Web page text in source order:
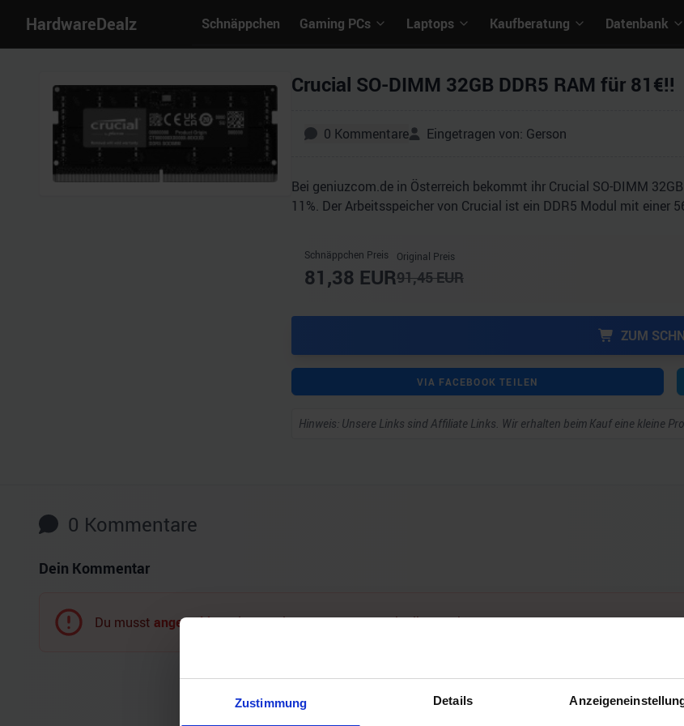
Zustimmung Details
HardwareDealz Schnäppchen Gaming PCs Laptops Kaufberatung Datenbank
Crucial SO-DIMM 32GB DDR5 RAM für 81€!!
0 Kommentare Eingetragen von: Gerson
Bei geniuzcom.de in Österreich bekommt ihr Crucial SO-DIMM
11%. Der Arbeitsspeicher von Crucial ist ein DDR5 Modul mit einer
Schnäppchen Preis
81,38 EUR
Original Preis
91,45EUR
ZUM
VIA FACEBOOK TEILEN
Hinweis: Unsere Links sind Affiliate Links. Wir erhalten beim Kauf eine kleine
0 Kommentare
Dein Kommentar
Du musst angemeldetsein, um einen Kommentar schreiben zu können.
Noch keine Kommentare vorhanden.